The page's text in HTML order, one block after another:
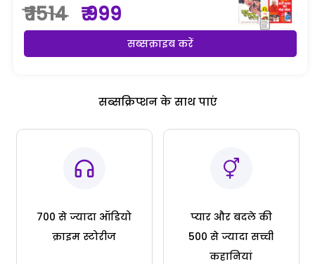
₹ 1514 ₹ 999
सब्सक्राइब करें
सब्सक्रिप्शन के साथ पाएं
700 से ज्यादा ऑडियो
क्राइम स्टोरीज
प्यार और बदले की
500 से ज्यादा सच्ची
कहानियां